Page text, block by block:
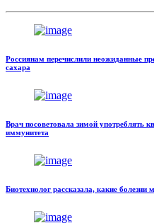
Россиянам перечислили неожиданные
сахара
Врач посоветовала зимой употреблять
иммунитета
Биотехнолог рассказала, какие